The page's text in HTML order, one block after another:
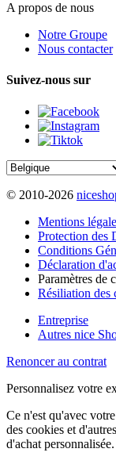
A propos de nous
Notre Groupe
Nous contacter
Suivez-nous sur
© 2010-2026
Mentions
Protection des
Conditions
Déclaration
Paramètres de
Résiliation des
Entreprise
Autres nice
Renoncer au contrat
Personnalisez votre
Ce n'est qu'avec
des cookies et
d'achat personnalisée.